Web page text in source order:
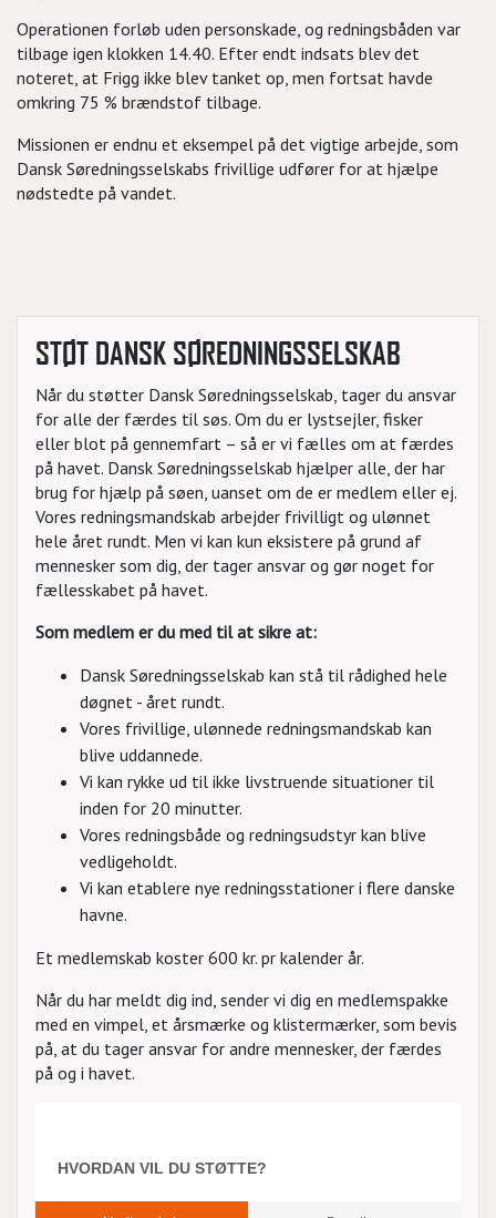
Operationen forløb uden personskade, og redningsbåden var
tilbage igen klokken 14.40. Efter endt indsats blev det
noteret, at Frigg ikke blev tanket op, men fortsat havde
omkring 75 % brændstof tilbage.
Missionen er endnu et eksempel på det vigtige arbejde, som
Dansk Søredningsselskabs frivillige udfører for at hjælpe
nødstedte på vandet.
STØT DANSK SØREDNINGSSELSKAB
Når du støtter Dansk Søredningsselskab, tager du ansvar
for alle der færdes til søs. Om du er lystsejler, fisker
eller blot på gennemfart – så er vi fælles om at færdes
på havet. Dansk Søredningsselskab hjælper alle, der har
brug for hjælp på søen, uanset om de er medlem eller ej.
Vores redningsmandskab arbejder frivilligt og ulønnet
hele året rundt. Men vi kan kun eksistere på grund af
mennesker som dig, der tager ansvar og gør noget for
fællesskabet på havet.
Som medlem er du med til at sikre at:
Dansk Søredningsselskab kan stå til rådighed hele
døgnet - året rundt.
Vores frivillige, ulønnede redningsmandskab kan
blive uddannede.
Vi kan rykke ud til ikke livstruende situationer til
inden for 20 minutter.
Vores redningsbåde og redningsudstyr kan blive
vedligeholdt.
Vi kan etablere nye redningsstationer i flere danske
havne.
Et medlemskab koster 600 kr. pr kalender år.
Når du har meldt dig ind, sender vi dig en medlemspakke
med en vimpel, et årsmærke og klistermærker, som bevis
på, at du tager ansvar for andre mennesker, der færdes
på og i havet.